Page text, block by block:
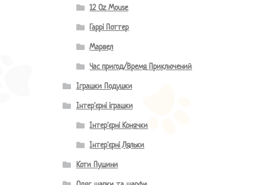
12 Oz Mouse
Гаррі Поттер
Марвел
Час пригод/Время Приключений
Іграшки Подушки
Інтер'єрні іграшки
Інтер'єрні Конячки
Інтер'єрні Ляльки
Коти Пушини